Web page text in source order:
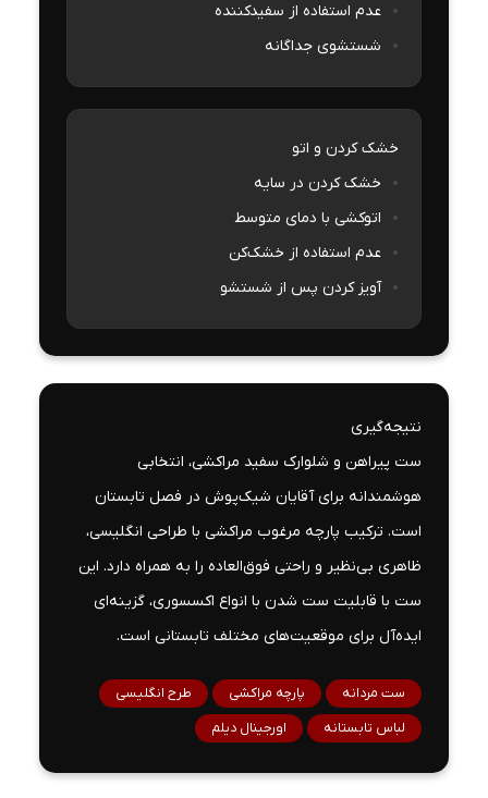
عدم استفاده از سفیدکننده
شستشوی جداگانه
خشک کردن و اتو
خشک کردن در سایه
اتوکشی با دمای متوسط
عدم استفاده از خشک‌کن
آویز کردن پس از شستشو
نتیجه‌گیری
ست پیراهن و شلوارک سفید مراکشی، انتخابی
هوشمندانه برای آقایان شیک‌پوش در فصل تابستان
است. ترکیب پارچه مرغوب مراکشی با طراحی انگلیسی،
ظاهری بی‌نظیر و راحتی فوق‌العاده را به همراه دارد. این
ست با قابلیت ست شدن با انواع اکسسوری، گزینه‌ای
ایده‌آل برای موقعیت‌های مختلف تابستانی است.
ست مردانه پارچه مراکشی
طرح انگلیسی
لباس تابستانه
اورجینال دیلم